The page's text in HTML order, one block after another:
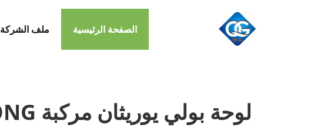
الصفحة الرئيسية ملف الشركة
لوحة بولي يوريثان مركبة SDQIGONG ألواح معدنية منقوشة لجدران المنازل